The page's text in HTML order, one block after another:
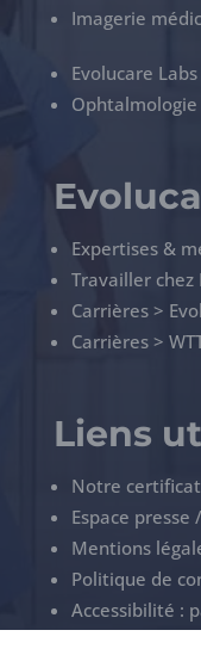
Imagerie
Evolucare Labs
Ophtalmologie
Expertises &
Travailler chez
Carrières >
Carrières >
Liens
Notre
Espace presse
Mentions
Politique de
Accessibilité :